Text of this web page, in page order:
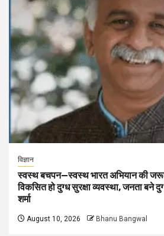
विज्ञान
स्वस्थ बचपन—स्वस्थ भारत अभियान की
विकसित हो दुग्ध सुरक्षा व्यवस्था, जनता बने
शर्मा
August 10, 2026 Bhanu Bangwal